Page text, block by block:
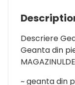
Descriere
Geanta din
~ geanta din